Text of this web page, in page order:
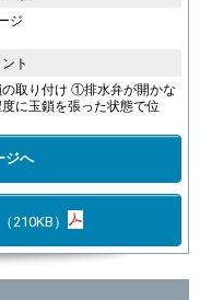
ジ
ト
の取り付け ①排水弁が開かな
度に玉鎖を張った状態で位
ジへ
210KB）